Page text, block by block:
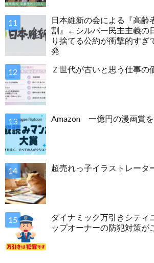
日本維新の会による『高齢
割』←シルバー民主主義の
り捨てる公約が衝撃的す
発
Ｚ世代が古いと思う仕事の
Amazon 一億円の漫画賞
超売れっ子イラストレータ
ダイナミック万引きシティ
ップオーナーの防犯対策が